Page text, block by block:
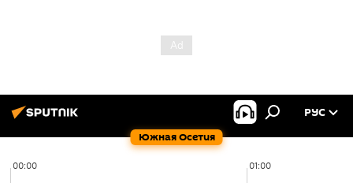
Южная Осетия
РУС
00:00 01:00